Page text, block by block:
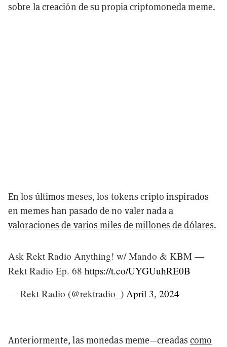
sobre la creación de su propia criptomoneda meme.
En los últimos meses, los tokens cripto inspirados
en memes han pasado de no valer nada a
valoraciones de varios miles de millones de dólares.
Ask Rekt Radio Anything! w/ Mando & KBM —
Rekt Radio Ep. 68 https://t.co/UYGUuhRE0B
— Rekt Radio (@rektradio_) April 3, 2024
Anteriormente, las monedas meme—creadascomo